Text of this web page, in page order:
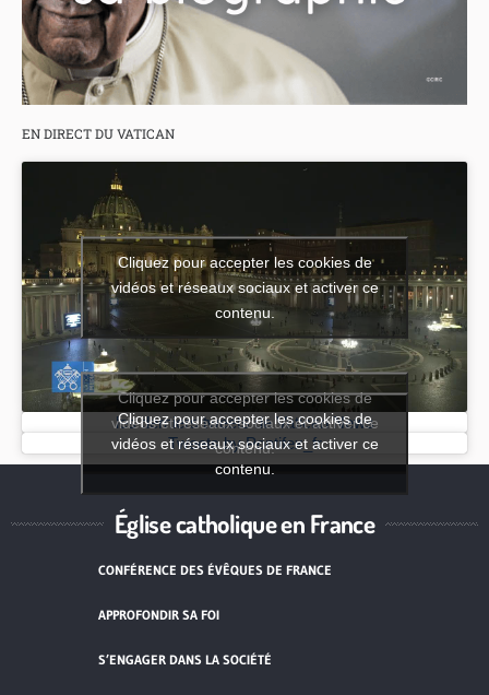
EN DIRECT DU VATICAN
Cliquez pour accepter les cookies de
vidéos et réseaux sociaux et activer ce
contenu.
les derniers tweets de Vatican News
Cliquez pour accepter les cookies de
vidéos et réseaux sociaux et activer ce
contenu.
Tweets by Pontifex_fr
Cliquez pour accepter les cookies de
vidéos et réseaux sociaux et activer ce
contenu.
Église catholique en France
CONFÉRENCE DES ÉVÊQUES DE FRANCE
APPROFONDIR SA FOI
S’ENGAGER DANS LA SOCIÉTÉ